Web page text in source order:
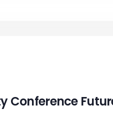
Conference